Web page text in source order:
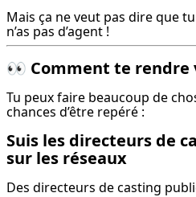
Mais ça ne veut pas dire que
n’as pas d’agent !
👀 Comment te rendre
Tu peux faire beaucoup de
chances d’être repéré :
Suis les directeurs de
sur les réseaux
Des directeurs de casting